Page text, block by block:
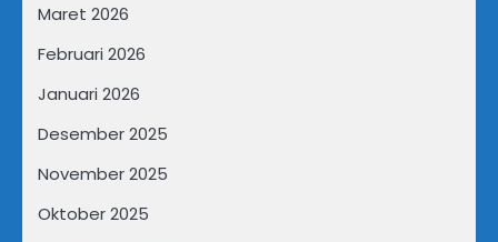
Maret 2026
Februari 2026
Januari 2026
Desember 2025
November 2025
Oktober 2025